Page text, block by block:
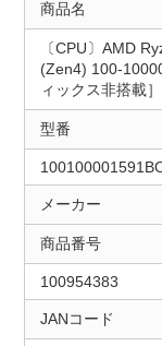
商品名
〔CPU〕AMD
(Zen4) 100-
ィックス非搭載］
型番
メーカー
商品番号
100954383
JANコード